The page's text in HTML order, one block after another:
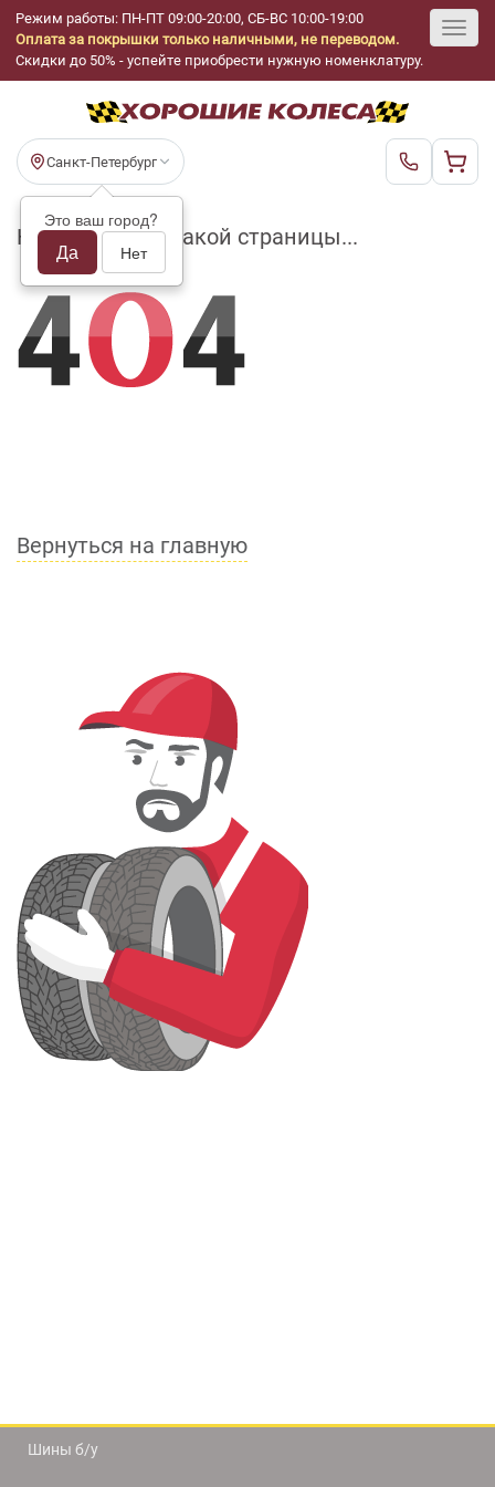
Режим работы: ПН-ПТ 09:00-20:00, СБ-ВС 10:00-19:00
Оплата за покрышки только наличными, не переводом.
Скидки до 50% - успейте приобрести нужную номенклатуру.
Санкт-Петербург
Это ваш город?
Да Нет
На складе нет такой страницы...
Вернуться на главную
Шины б/у